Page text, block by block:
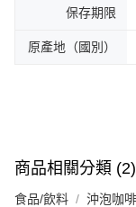
保存期限
原產地（國別）
商品相關分類 (2)
食品/飲料 沖泡咖